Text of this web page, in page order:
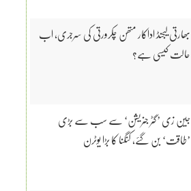
بھارتی لیجنڈ اداکار متھن چکرورتی کی سرجری، اب
حالت کیسی ہے؟
جین زی ’گٹر جنریشن‘ سے سب سے بڑی
’طاقت‘ بن گئے، کنگنا کا بڑا یوٹرن